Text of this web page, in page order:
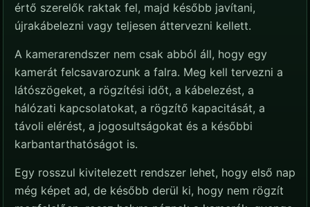
értő szerelők raktak fel, majd később javítani,
újrakábelezni vagy teljesen áttervezni kellett.
A kamerarendszer nem csak abból áll, hogy egy
kamerát felcsavarozunk a falra. Meg kell tervezni a
látószögeket, a rögzítési időt, a kábelezést, a
hálózati kapcsolatokat, a rögzítő kapacitását, a
távoli elérést, a jogosultságokat és a későbbi
karbantarthatóságot is.
Egy rosszul kivitelezett rendszer lehet, hogy első nap
még képet ad, de később derül ki, hogy nem rögzít